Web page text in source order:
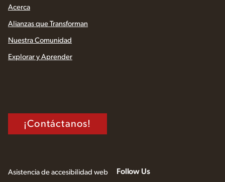
Acerca
Alianzas que Transforman
Nuestra Comunidad
Explorar y Aprender
¡Contáctanos!
Asistencia de accesibilidad web
Follow Us